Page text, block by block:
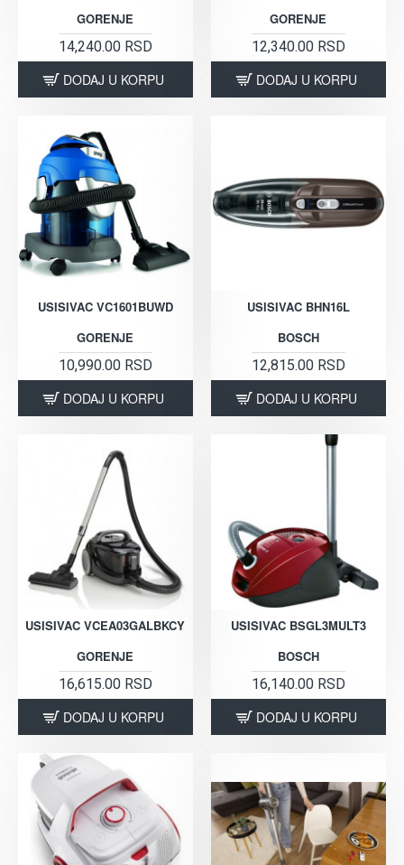
GORENJE
14,240.00 RSD
DODAJ U KORPU
GORENJE
12,340.00 RSD
DODAJ U KORPU
USISIVAC VC1601BUWD
GORENJE
10,990.00 RSD
DODAJ U KORPU
USISIVAC BHN16L
BOSCH
12,815.00 RSD
DODAJ U KORPU
USISIVAC VCEA03GALBKCY
GORENJE
16,615.00 RSD
DODAJ U KORPU
USISIVAC BSGL3MULT3
BOSCH
16,140.00 RSD
DODAJ U KORPU